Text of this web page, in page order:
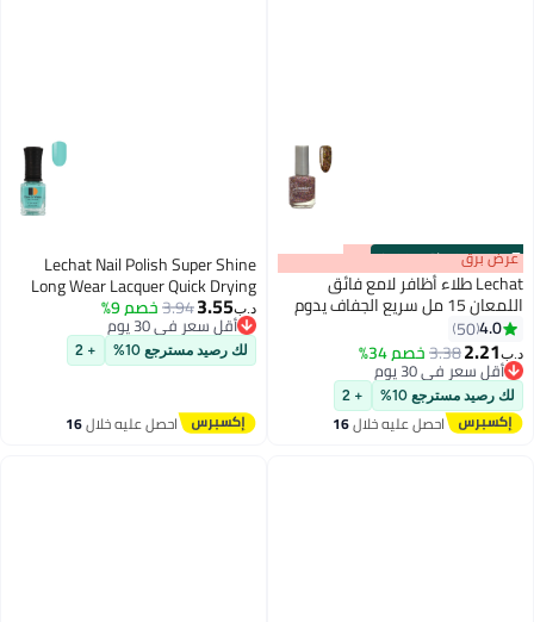
00m:00s
·باقي 100% عرض برق
Lechat طلاء أظافر لامع فائق
اللمعان 15 مل سريع الجفاف يدوم
طويلاً طلاء أظافر Nobility لا يحتاج
إلى مصباح LED فوق بنفسجي لا
يحتاج إلى معالجة لون الأظافر
4.0
50
د.ب‏2.21
3.38خصم 34%
أقل سعر في 30 يوم
أقل سعر في 30 يوم
لك رصيد مسترجع 10% + 2
احصل عليه خلال16
Lechat Nail Polish Super Shine
Long Wear Lacquer Quick Drying
Nail Color Resists Chips Fading
Lasts Up To 3 Weeks Precise
Application In One Stroke Nail Paint
Moon River Dw71
د.ب‏3.55
3.94خصم 9%
أقل سعر في 30 يوم
أقل سعر في 30 يوم
لك رصيد مسترجع 10% + 2
احصل عليه خلال16